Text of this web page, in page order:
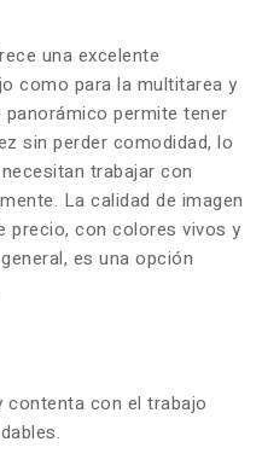
una excelente
como para la multitarea y
permite tener
sin perder comodidad, lo
trabajar con
La calidad de imagen
precio, con colores vivos y
es una opción
contenta con el trabajo